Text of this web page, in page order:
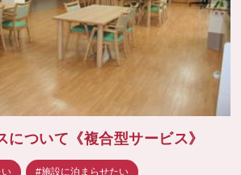
について《複合型サービス》
#施設に泊まらせたい